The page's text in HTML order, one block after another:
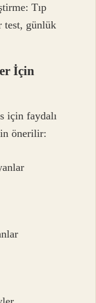
Tıp
test, günlük
İçin
için faydalı
önerilir: